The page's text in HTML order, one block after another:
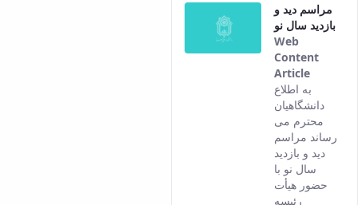
مراسم دید و
بازدید سال نو
Web
Content
Article
result
from
به اطلاع
دانشگاهیان
محترم می
رساند مراسم
دید و بازدید
سال نو با
حضور هیأت
رئیسه